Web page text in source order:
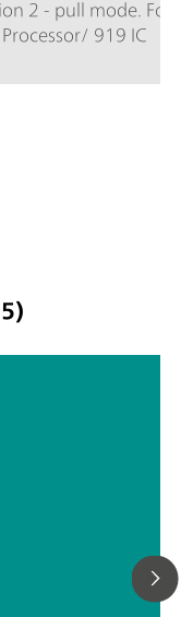
2 - pull mode. For
919 IC